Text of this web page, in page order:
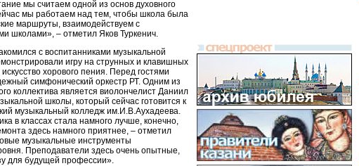
мы считаем одной из основ духовного
мы работаем над тем, чтобы школа была
маршруты, взаимодействуем с
школами», – отметил Яков Туркенич.
с воспитанниками музыкальной
игру на струнных и клавишных
хорового пения. Перед гостями
симфонический оркестр РТ. Одним из
коллектива является виолончелист Даниил
школы, который сейчас готовится к
музыкальный колледж им.И.В.Аухадеева.
в классах стала намного лучше, конечно,
здесь намного приятнее, – отметил
музыкальные инструменты
Преподаватели здесь очень опытные,
для будущей профессии».